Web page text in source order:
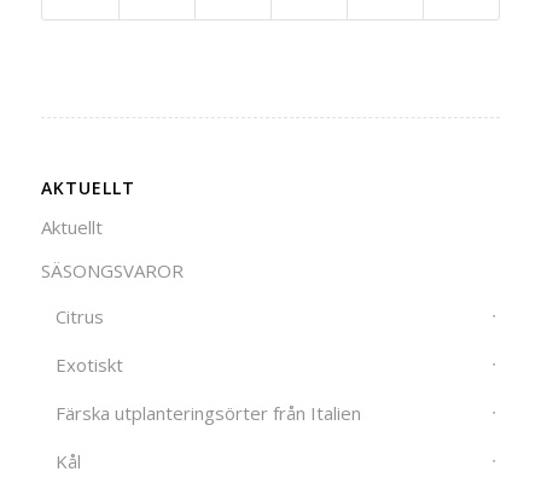
AKTUELLT
Aktuellt
SÄSONGSVAROR
Citrus
Exotiskt
Färska utplanteringsörter från Italien
Kål